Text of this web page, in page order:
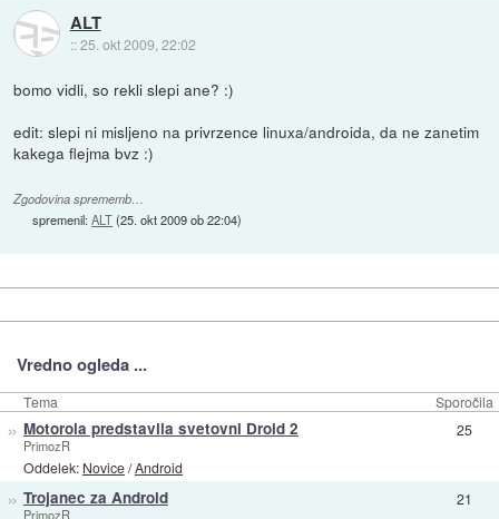
ALT
::25. okt 2009, 22:02
bomo vidli, so rekli slepi ane? :)
edit: slepi ni misljeno na privrzence linuxa/androida, da ne zanetim
kakega flejma bvz :)
Zgodovina sprememb…
spremenil:ALT(25. okt 2009 ob 22:04)
Vredno ogleda ...
Tema Sporočila
» Motorola predstavila svetovni Droid 2
PrimozR
Oddelek: Novice/Android
25
» Trojanec za Android
PrimozR
21